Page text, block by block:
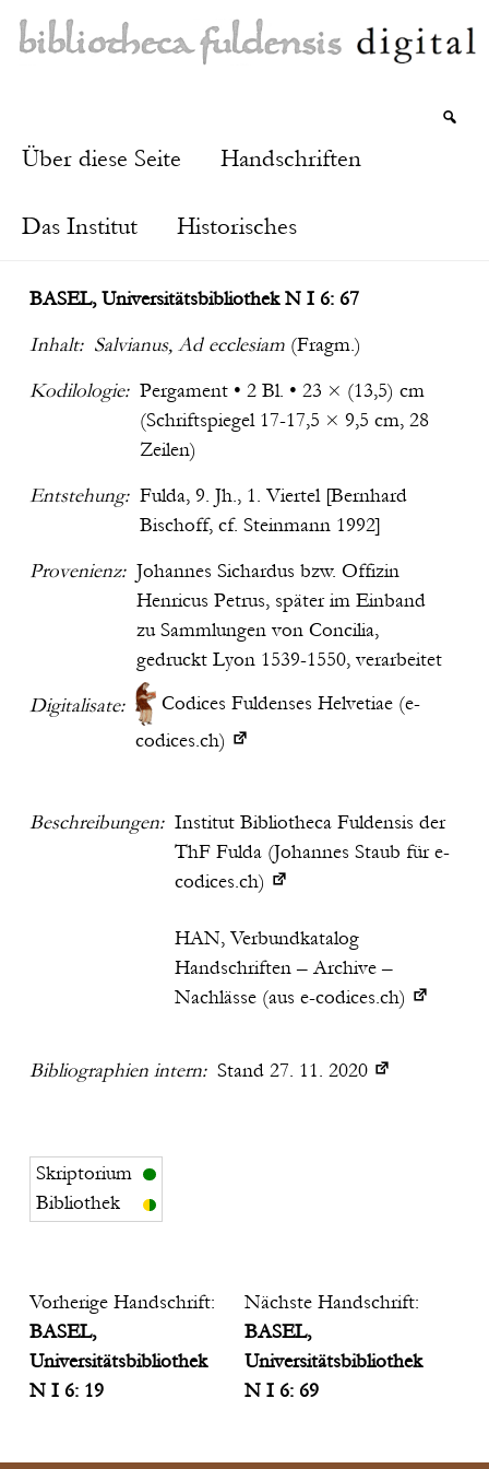
Über diese Seite Handschriften
Das Institut Historisches
BASEL, Universitätsbibliothek N I 6: 67
Inhalt: Salvianus, Ad ecclesiam(Fragm.)
Kodilologie: Pergament • 2 Bl. • 23 × (13,5) cm
(Schriftspiegel 17-17,5 × 9,5 cm, 28
Zeilen)
Entstehung: Fulda, 9. Jh., 1. Viertel [Bernhard
Bischoff, cf. Steinmann 1992]
Provenienz: Johannes Sichardus bzw. Offizin
Henricus Petrus, später im Einband
zu Sammlungen von Concilia,
gedruckt Lyon 1539-1550, verarbeitet
Digitalisate:
Codices Fuldenses Helvetiae (e-
codices.ch)
Beschreibungen: Institut Bibliotheca Fuldensis der
ThF Fulda (Johannes Staub für e-
codices.ch)
HAN, Verbundkatalog
Handschriften – Archive –
Nachlässe (aus e-codices.ch)
Bibliographien intern: Stand 27. 11. 2020
Skriptorium
Bibliothek
Vorherige Handschrift:
BASEL,
Universitätsbibliothek
N I 6: 19
Nächste Handschrift:
BASEL,
Universitätsbibliothek
N I 6: 69